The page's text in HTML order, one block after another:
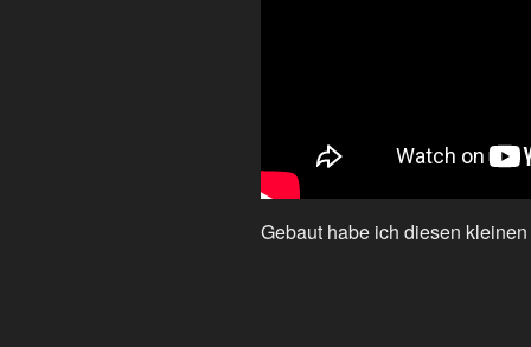
Gebaut habe ich diesen